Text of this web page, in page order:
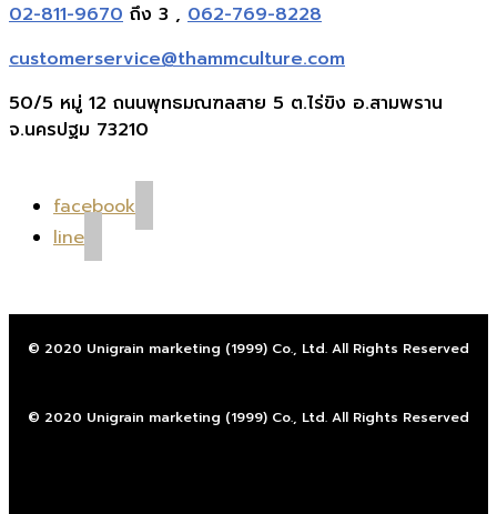
02-811-9670 ถึง 3 , 062-769-8228
customerservice@thammculture.com
50/5 หมู่ 12 ถนนพุทธมณฑลสาย 5 ต.ไร่ขิง อ.สามพราน
จ.นครปฐม 73210
facebook
line
© 2020 Unigrain marketing (1999) Co., Ltd. All Rights Reserved
© 2020 Unigrain marketing (1999) Co., Ltd. All Rights Reserved